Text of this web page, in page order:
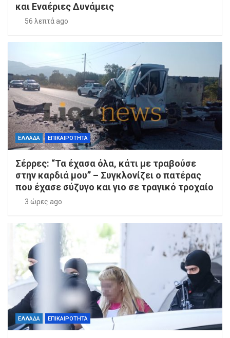
και Εναέριες Δυνάμεις
56 λεπτά ago
ΕΛΛΑΔΑ ΕΠΙΚΑΙΡΟΤΗΤΑ
Σέρρες: “Τα έχασα όλα, κάτι με τραβούσε
στην καρδιά μου” – Συγκλονίζει ο πατέρας
που έχασε σύζυγο και γιο σε τραγικό τροχαίο
3 ώρες ago
ΕΛΛΑΔΑ ΕΠΙΚΑΙΡΟΤΗΤΑ